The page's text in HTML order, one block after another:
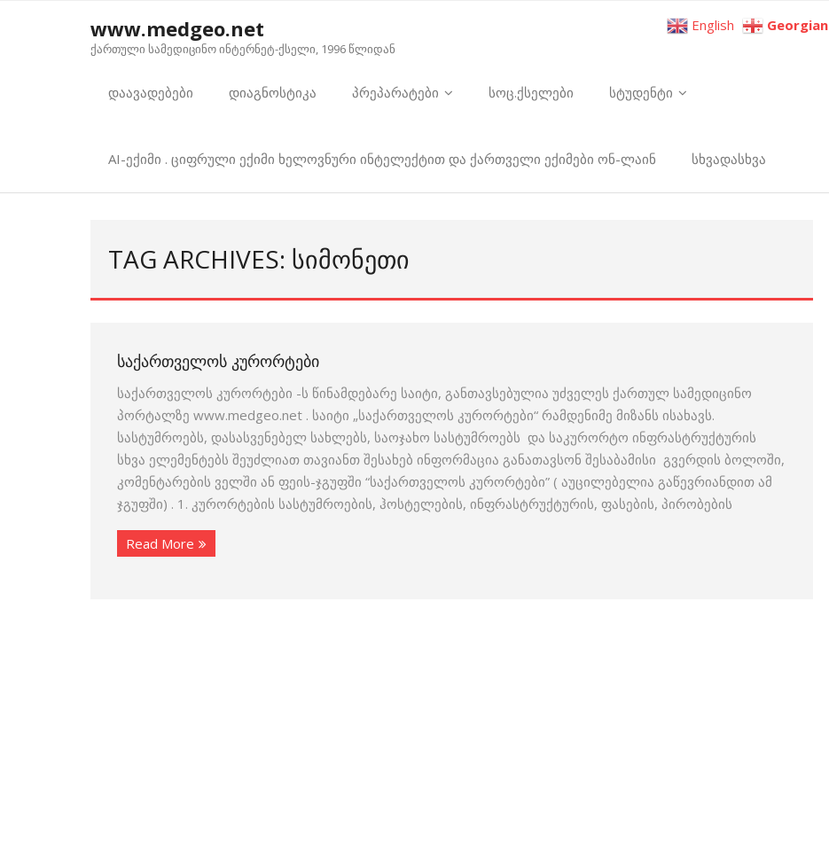
www.medgeo.net
ქართული სამედიცინო ინტერნეტ-ქსელი, 1996 წლიდან
დაავადებები დიაგნოსტიკა პრეპარატები სოც.ქსელები სტუდენტი
AI-ექიმი . ციფრული ექიმი ხელოვნური ინტელექტით და ქართველი ექიმები ონ-ლაინ სხვადასხვა
TAG ARCHIVES: ᲡᲘᲛᲝᲜᲔᲗᲘ
ᲡᲐᲥᲐᲠᲗᲕᲔᲚᲝᲡ ᲙᲣᲠᲝᲠᲢᲔᲑᲘ
საქართველოს კურორტები -ს წინამდებარე საიტი, განთავსებულია უძველეს ქართულ სამედიცინო
პორტალზე www.medgeo.net . საიტი „საქართველოს კურორტები“ რამდენიმე მიზანს ისახავს.
სასტუმროებს, დასასვენებელ სახლებს, საოჯახო სასტუმროებს და საკურორტო ინფრასტრუქტურის
სხვა ელემენტებს შეუძლიათ თავიანთ შესახებ ინფორმაცია განათავსონ შესაბამისი გვერდის ბოლოში,
კომენტარების ველში ან ფეის-ჯგუფში “საქართველოს კურორტები” ( აუცილებელია გაწევრიანდით ამ
ჯგუფში) . 1. კურორტების სასტუმროების, ჰოსტელების, ინფრასტრუქტურის, ფასების, პირობების
Read More
English Georgian